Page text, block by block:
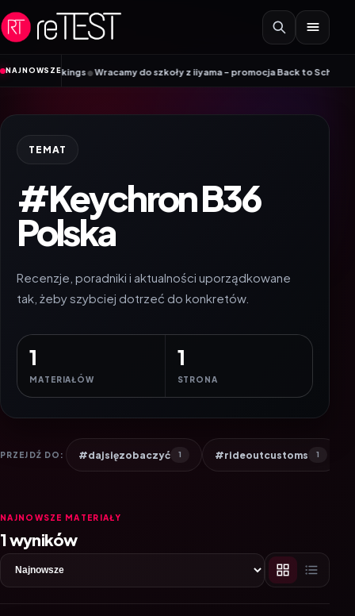
Przejdź do treści
NAJNOWSZE
Vikings •Wracamy do szkoły z iiyama – promocja Back to School na
TEMAT
#Keychron B36
Polska
Recenzje, poradniki i aktualności uporządkowane
tak, żeby szybciej dotrzeć do konkretów.
1
MATERIAŁÓW
1
STRONA
PRZEJDŹ DO: #dajsięzobaczyć 1 #rideoutcustoms 1
NAJNOWSZE MATERIAŁY
1 wyników